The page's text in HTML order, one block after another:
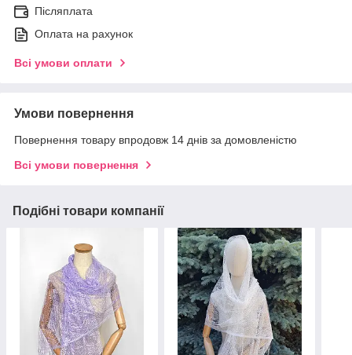
Післяплата
Оплата на рахунок
Всі умови оплати
Умови повернення
Повернення товару впродовж 14 днів за домовленістю
Всі умови повернення
Подібні товари компанії